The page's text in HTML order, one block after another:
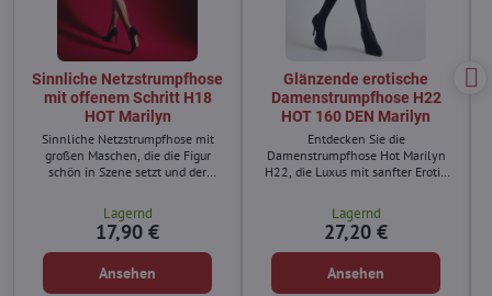
Sinnliche Netzstrumpfhose
mit offenem Schritt H18
HOT Marilyn
Sinnliche Netzstrumpfhose mit
großen Maschen, die die Figur
schön in Szene setzt und der
Ausstrahlung verleiht.
Lagernd
17,90 €
Ansehen
Glänzende erotische
Damenstrumpfhose H22
HOT 160 DEN Marilyn
Entdecken Sie die
Damenstrumpfhose Hot Marilyn
H22, die Luxus mit sanfter Erotik
Lagernd
27,20 €
Ansehen